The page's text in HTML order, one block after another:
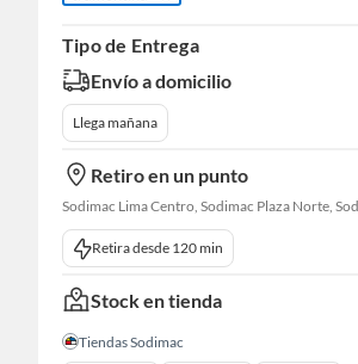
Tipo de Entrega
Envío a domicilio
Llega mañana
Retiro en un punto
Retira desde 120 min
Stock en tienda
Tiendas Sodimac